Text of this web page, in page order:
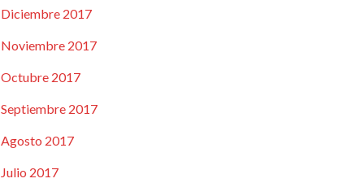
Diciembre 2017
Noviembre 2017
Octubre 2017
Septiembre 2017
Agosto 2017
Julio 2017